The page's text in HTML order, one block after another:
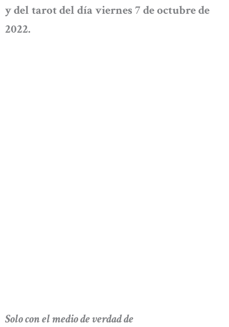
y del tarot del día viernes 7 de octubre de
2022.
Solo con el medio de verdad de